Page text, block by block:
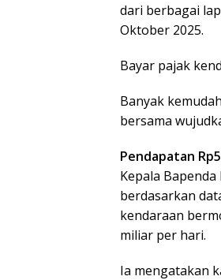
dari berbagai
Oktober 2025.
Bayar pajak
Banyak
bersama
Pendapatan
Kepala
berdasarkan
kendaraan
miliar per hari.
Ia mengatakan